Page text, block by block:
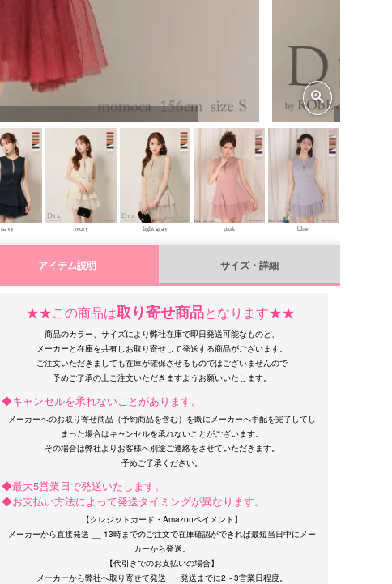
navy ivory light gray pink blue
アイテム説明 サイズ・詳細
★★この商品は取り寄せ商品となります★★
商品のカラー、サイズにより弊社在庫で即日発送可能なものと、
メーカーと在庫を共有しお取り寄せして発送する商品がございます。
ご注文いただきましても在庫が確保させるものではございませんので
◆キャンセルを承れないことがあります。
メーカーへのお取り寄せ商品（予約商品を含む）を既にメーカーへ手配を完了してし
まった場合はキャンセルを承れないことがございます。
その場合は弊社よりお客様へ別途ご連絡をさせていただきます。
◆最大5営業日で発送いたします。
◆お支払い方法によって発送タイミングが異なります。
【クレジットカード・Amazonペイメント】
メーカーから直接発送 __ 13時までのご注文で在庫確認ができれば最短当日中にメー
カーから発送。
【代引きでのお支払いの場合】
メーカーから弊社へ取り寄せて発送 __ 発送までに2～3営業日程度。